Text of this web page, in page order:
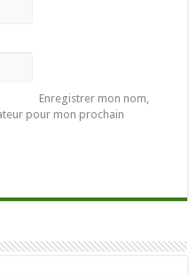
Enregistrer mon nom,
pour mon prochain